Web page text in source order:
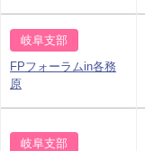
岐阜支部
FPフォーラムin各務
原
岐阜支部